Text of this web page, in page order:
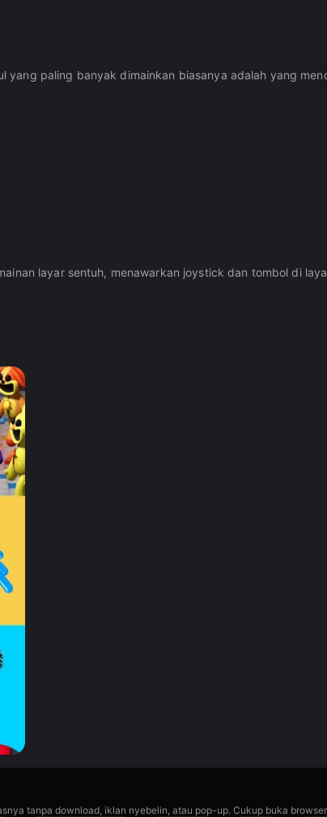
yang paling banyak dimainkan biasanya adalah yang
layar sentuh, menawarkan joystick dan tombol di
tanpa download, iklan nyebelin, atau pop-up. Cukup buka